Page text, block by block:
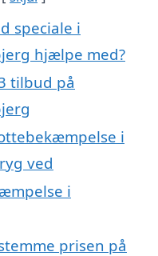
speciale i
hjælpe med?
tilbud på
i
ved
i
prisen på